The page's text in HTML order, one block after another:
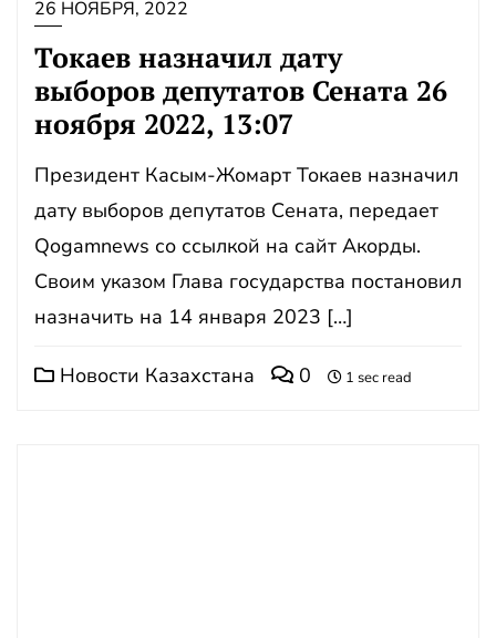
26 НОЯБРЯ, 2022
Токаев назначил дату
выборов депутатов Сената 26
ноября 2022, 13:07
Президент Касым-Жомарт Токаев назначил
дату выборов депутатов Сената, передает
Qogamnews со ссылкой на сайт Акорды.
Своим указом Глава государства постановил
назначить на 14 января 2023 […]
Новости Казахстана 0 1 sec read